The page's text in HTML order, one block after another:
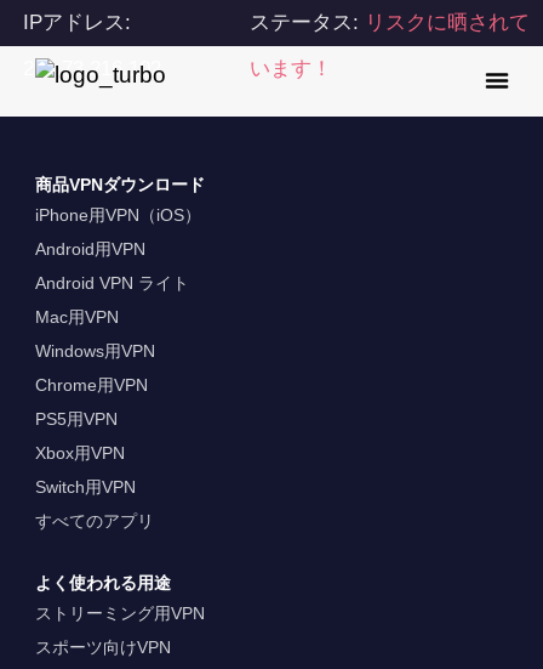
IPアドレス:
216.73.216.102
ステータス: リスクに晒されて
います！
商品VPNダウンロード
iPhone用VPN（iOS）
Android用VPN
Android VPN ライト
Mac用VPN
Windows用VPN
Chrome用VPN
PS5用VPN
Xbox用VPN
Switch用VPN
すべてのアプリ
よく使われる用途
ストリーミング用VPN
スポーツ向けVPN